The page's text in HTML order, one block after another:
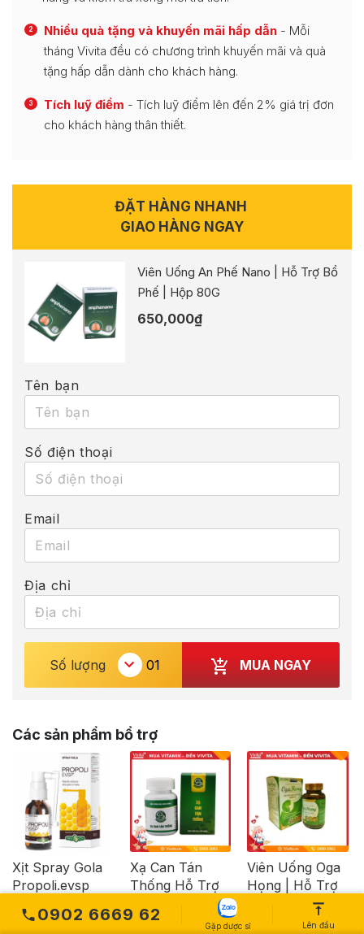
2 Nhiều quà tặng và khuyến mãi hấp dẫn - Mỗi
tháng Vivita đều có chương trình khuyến mãi và quà
tặng hấp dẫn dành cho khách hàng.
3 Tích luỹ điểm - Tích luỹ điểm lên đến 2% giá trị đơn
cho khách hàng thân thiết.
ĐẶT HÀNG NHANH
GIAO HÀNG NGAY
Viên Uống An Phế Nano | Hỗ Trợ Bổ
Phế | Hộp 80G
650,000₫
Tên bạn
Số điện thoại
Email
Địa chỉ
Số lượng MUA NGAY
Các sản phẩm bổ trợ
Xịt Spray Gola
Propoli.evsp
Triệu Chứng
Xạ Can Tán
Thống Hỗ Trợ
Họng, Amidan
Viên Uống Oga
Họng | Hỗ Trợ
Bổ Phế, Giảm
Ho | Hộp 60
0902 6669 62
Gặp dược sĩ Lên đầu